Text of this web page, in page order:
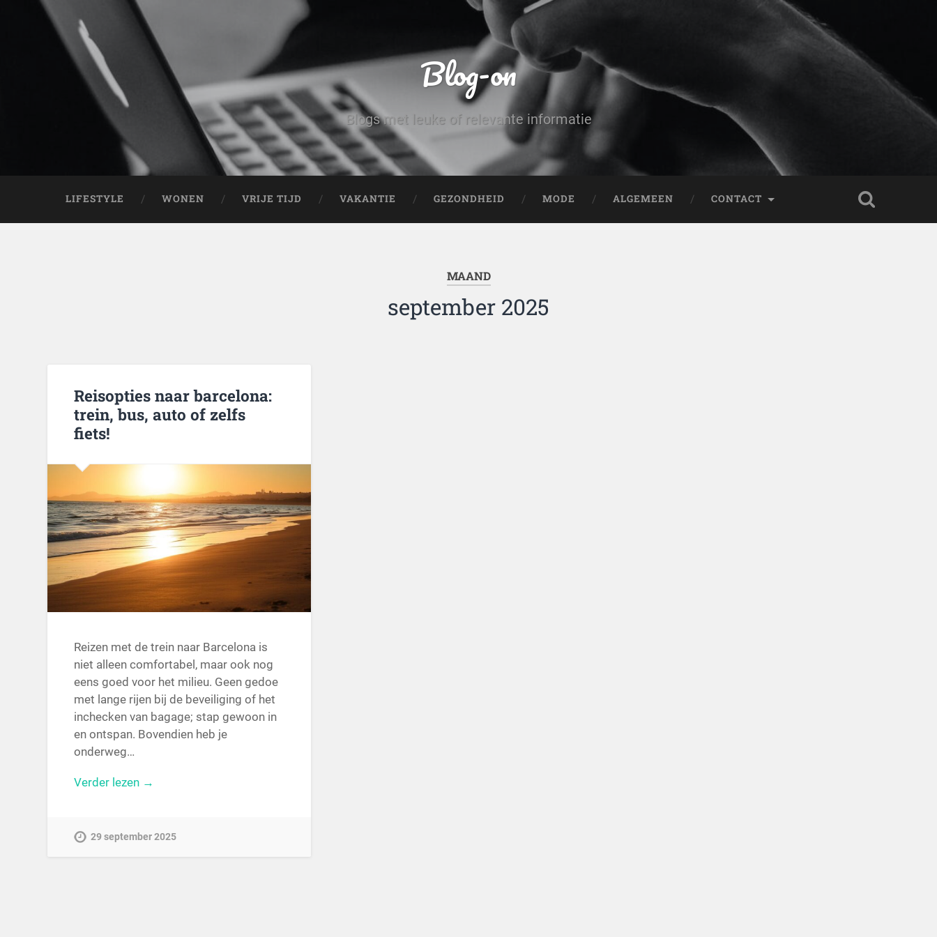
Blog-on
Blogs met leuke of relevante informatie
LIFESTYLE WONEN VRIJE TIJD VAKANTIE GEZONDHEID MODE ALGEMEEN CONTACT
MAAND
september 2025
Reisopties naar barcelona:
trein, bus, auto of zelfs
fiets!
Reizen met de trein naar Barcelona is
niet alleen comfortabel, maar ook nog
eens goed voor het milieu. Geen gedoe
met lange rijen bij de beveiliging of het
inchecken van bagage; stap gewoon in
en ontspan. Bovendien heb je
onderweg…
Verder lezen →
29 september 2025